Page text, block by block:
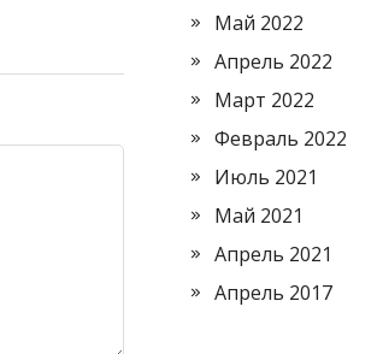
Май 2022
Апрель 2022
Март 2022
Февраль 2022
Июль 2021
Май 2021
Апрель 2021
Апрель 2017